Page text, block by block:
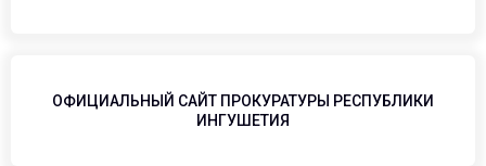
ОФИЦИАЛЬНЫЙ САЙТ ПРОКУРАТУРЫ РЕСПУБЛИКИ
ИНГУШЕТИЯ